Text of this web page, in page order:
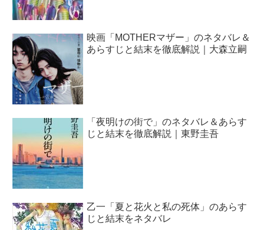
映画「MOTHERマザー」のネタバレ＆
あらすじと結末を徹底解説｜大森立嗣
「夜明けの街で」のネタバレ＆あらす
じと結末を徹底解説｜東野圭吾
乙一「夏と花火と私の死体」のあらす
じと結末をネタバレ